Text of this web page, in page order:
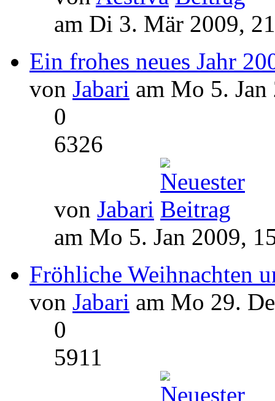
am Di 3. Mär 2009,
Ein frohes neues Jahr
von Jabari am Mo 5.
0
6326
von Jabari
am Mo 5. Jan 2009,
Fröhliche Weihnachten
von Jabari am Mo 29.
0
5911